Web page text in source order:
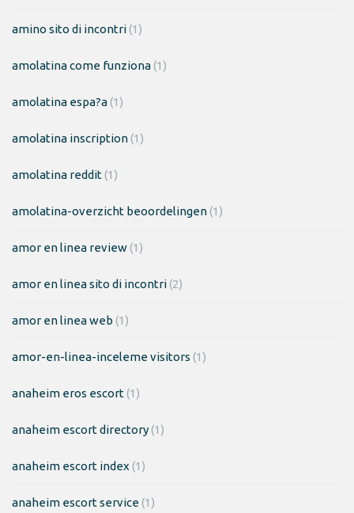
amino sito di incontri(1)
amolatina come funziona(1)
amolatina espa?a(1)
amolatina inscription(1)
amolatina reddit(1)
amolatina-overzicht beoordelingen(1)
amor en linea review(1)
amor en linea sito di incontri(2)
amor en linea web (1)
amor-en-linea-inceleme visitors (1)
anaheim eros escort(1)
anaheim escort directory(1)
anaheim escort index (1)
anaheim escort service(1)